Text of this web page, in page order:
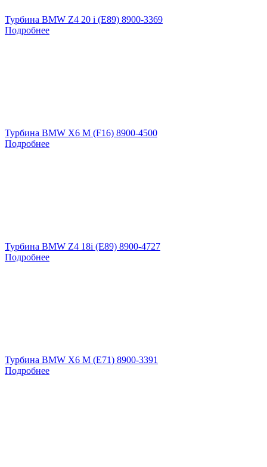
Турбина BMW Z4 20 i (E89) 8900-3369
Подробнее
Турбина BMW X6 M (F16) 8900-4500
Подробнее
Турбина BMW Z4 18i (E89) 8900-4727
Подробнее
Турбина BMW X6 M (E71) 8900-3391
Подробнее